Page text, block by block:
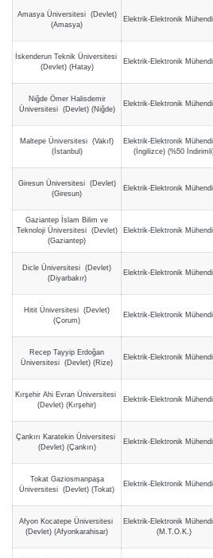
Amasya Üniversitesi (Devlet)
(Amasya)
Elektrik-Elektronik
İskenderun Teknik Üniversitesi
(Devlet) (Hatay)
Elektrik-Elektronik
Niğde Ömer Halisdemir
Üniversitesi (Devlet) (Niğde)
Elektrik-Elektronik
Maltepe Üniversitesi (Vakıf)
(İstanbul)
Elektrik-Elektronik
(İngilizce) (%50
Giresun Üniversitesi (Devlet)
(Giresun)
Elektrik-Elektronik
Gaziantep İslam Bilim ve
Teknoloji Üniversitesi (Devlet)
(Gaziantep)
Elektrik-Elektronik
Dicle Üniversitesi (Devlet)
(Diyarbakır)
Elektrik-Elektronik
Hitit Üniversitesi (Devlet)
(Çorum)
Elektrik-Elektronik
Recep Tayyip Erdoğan
Üniversitesi (Devlet) (Rize)
Elektrik-Elektronik
Kırşehir Ahi Evran Üniversitesi
(Devlet) (Kırşehir)
Elektrik-Elektronik
Çankırı Karatekin Üniversitesi
(Devlet) (Çankırı)
Elektrik-Elektronik
Tokat Gaziosmanpaşa
Üniversitesi (Devlet) (Tokat)
Elektrik-Elektronik
Afyon Kocatepe Üniversitesi
(Devlet) (Afyonkarahisar)
Elektrik-Elektronik
(M.T.O.K.)